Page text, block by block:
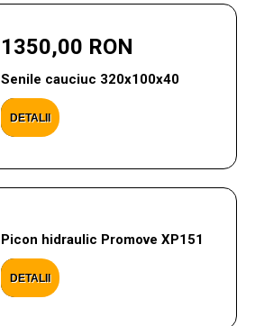
1350,00 RON
Senile cauciuc 320x100x40
DETALII
Picon hidraulic Promove XP151
DETALII